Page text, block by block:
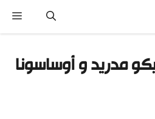
مدريد و أوساسونا